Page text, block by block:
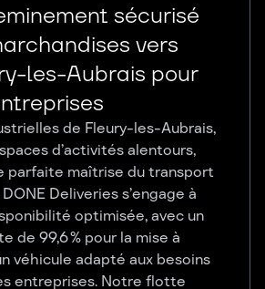
sécurisé
vers
les-Aubrais pour
de Fleury-les-Aubrais,
d’activités alentours,
parfaite maîtrise du transport
Deliveries s’engage à
optimisée, avec un
de 99,6 % pour la mise à
véhicule adapté aux besoins
entreprises. Notre flotte